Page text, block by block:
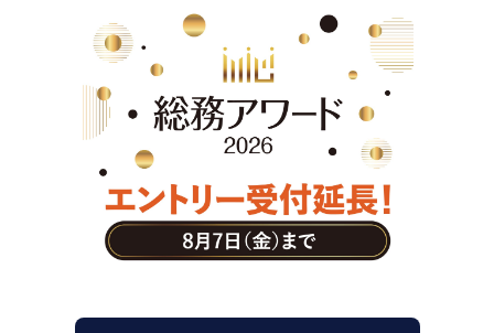
リスクマネジメント・BCP
社外・社内広報
社外・社内コミュニケーション活性化
FM・オフィス移転
CSR・SDGs
テクノロジー活用・DX
助成金・補助金・コスト削減
アウトソーシング・BPO
調査・レポート